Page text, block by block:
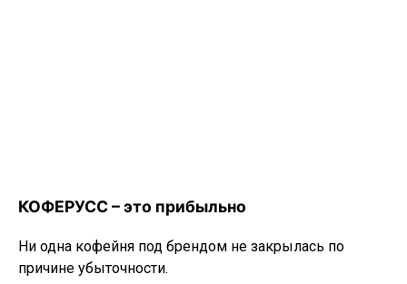
КОФЕРУСС – это прибыльно
Ни одна кофейня под брендом не закрылась по
причине убыточности.